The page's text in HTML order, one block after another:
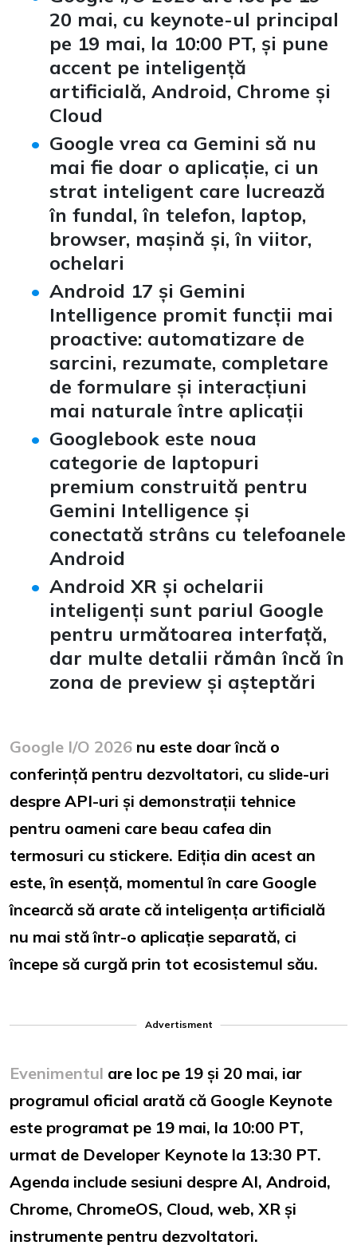
20 mai, cu keynote-ul principal
pe 19 mai, la 10:00 PT, și pune
accent pe inteligență
artificială, Android, Chrome și
Cloud
Google vrea ca Gemini să nu
mai fie doar o aplicație, ci un
strat inteligent care lucrează
în fundal, în telefon, laptop,
browser, mașină și, în viitor,
ochelari
Android 17 și Gemini
Intelligence promit funcții mai
proactive: automatizare de
sarcini, rezumate, completare
de formulare și interacțiuni
mai naturale între aplicații
Googlebook este noua
categorie de laptopuri
premium construită pentru
Gemini Intelligence și
conectată strâns cu telefoanele
Android
Android XR și ochelarii
inteligenți sunt pariul Google
pentru următoarea interfață,
dar multe detalii rămân încă în
zona de preview și așteptări
Google I/O 2026 nu este doar încă o
conferință pentru dezvoltatori, cu slide-uri
despre API-uri și demonstrații tehnice
pentru oameni care beau cafea din
termosuri cu stickere. Ediția din acest an
este, în esență, momentul în care Google
încearcă să arate că inteligența artificială
nu mai stă într-o aplicație separată, ci
începe să curgă prin tot ecosistemul său.
Advertisment
Evenimentul are loc pe 19 și 20 mai, iar
programul oficial arată că Google Keynote
este programat pe 19 mai, la 10:00 PT,
urmat de Developer Keynote la 13:30 PT.
Agenda include sesiuni despre AI, Android,
Chrome, ChromeOS, Cloud, web, XR și
instrumente pentru dezvoltatori.